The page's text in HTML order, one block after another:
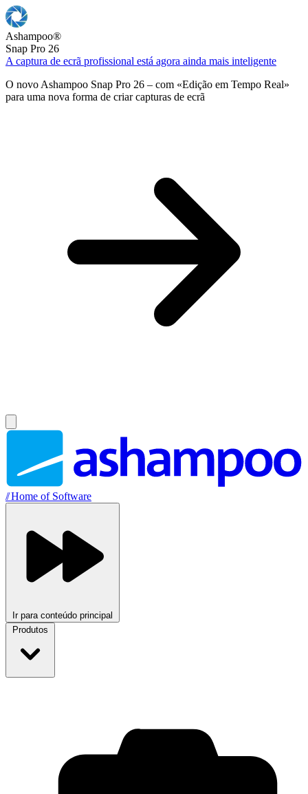
Ashampoo®
Snap Pro 26
A captura de ecrã profissional está agora ainda mais inteligente
O novo Ashampoo Snap Pro 26 – com «Edição em Tempo Real»
para uma nova forma de criar capturas de ecrã
//Home of Software
Ir para conteúdo principal
Produtos